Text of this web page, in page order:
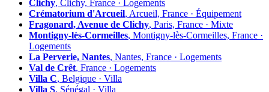
Clichy, Clichy, France · Logements
Crématorium d'Arcueil, Arcueil, France · Équipement
Fragonard, Avenue de Clichy, Paris, France · Mixte
Montigny-lès-Cormeilles, Montigny-lès-Cormeilles, France ·
Logements
La Perverie, Nantes, Nantes, France · Logements
Val de Crêt, France · Logements
Villa C, Belgique · Villa
Villa S, Sénégal · Villa